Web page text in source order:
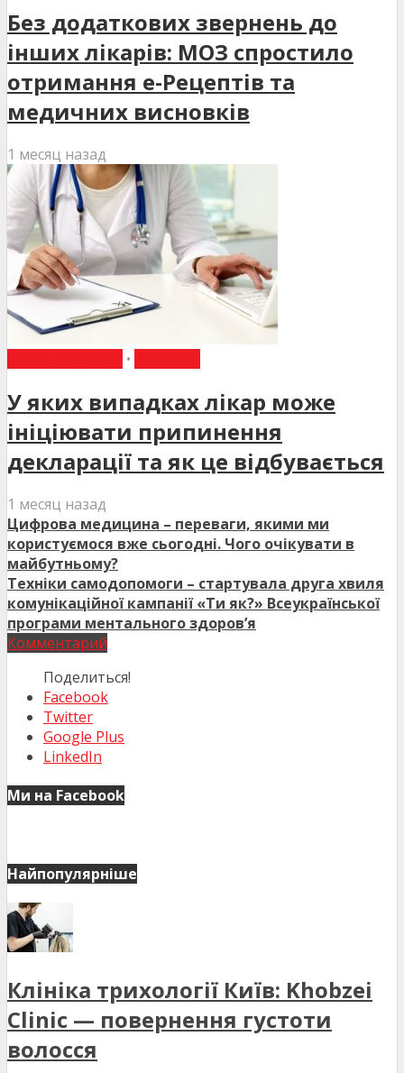
Без додаткових звернень до
інших лікарів: МОЗ спростило
отримання е-Рецептів та
медичних висновків
1 месяц назад
•
У яких випадках лікар може
ініціювати припинення
декларації та як це відбувається
1 месяц назад
Цифрова медицина – переваги, якими ми
користуємося вже сьогодні. Чого очікувати в
майбутньому?
Техніки самодопомоги – стартувала друга хвиля
комунікаційної кампанії «Ти як?» Всеукраїнської
програми ментального здоров’я
Комментарий
Поделиться!
Facebook
Twitter
Google Plus
LinkedIn
Ми на Facebook
Найпопулярніше
Клініка трихології Київ: Khobzei
Clinic — повернення густоти
волосся